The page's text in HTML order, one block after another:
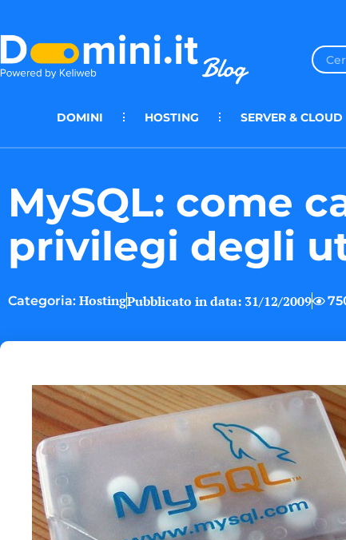
DOMINI HOSTING SERVER & CLOUD
MySQL: come
privilegi degli
Categoria: HostingPubblicato in data: 31/12/2009